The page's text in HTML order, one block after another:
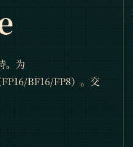
。为
BF16/FP8）。交